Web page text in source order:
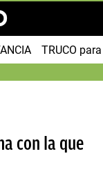
TRUCO
con la que